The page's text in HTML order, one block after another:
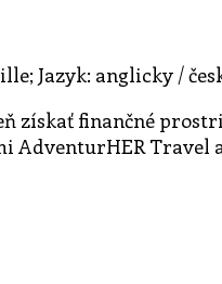
Jazyk: anglicky /
získať finančné
Travel